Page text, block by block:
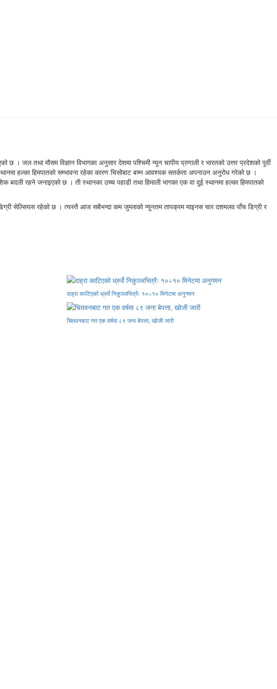
जल तथा मौसम विज्ञान विभागका अनुसार देशमा पश्चिमी न्यून चापीय प्रणाली र भारतको उत्तर प्रदेशको पूर्वी
हल्का हिमपातको सम्भावना रहेका कारण चिसोबाट बच्न आवश्यक सतर्कता अपनाउन अनुरोध गरेको छ ।
रहने जनाइएको छ । ती स्थानका उच्च पहाडी तथा हिमाली भागका एक वा दुई स्थानमा हल्का हिमपातको
सेल्सियस रहेको छ । त्यस्तै आज सबैभन्दा कम जुम्लाको न्यूनतम तापक्रम माइनस चार दशमलव पाँच डिग्री र
दाह्रा काटिएको ध्रुर्वे निकुञ्जभित्रैः १०÷१० मिनेटमा अनुगमन
चितवनबाट गत एक वर्षमा ८९ जना बेपत्ता, खोजी जारी